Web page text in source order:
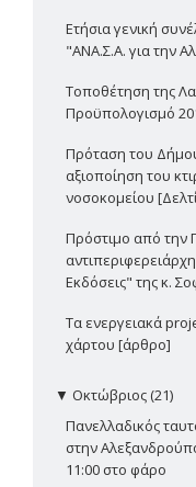
Ετήσια γενική
"ΑΝΑ.Σ.Α. για την
Τοποθέτηση της
Προϋπολογισμό
Πρόταση του
αξιοποίηση του
νοσοκομείου
Πρόστιμο από την
Εκδόσεις" της κ.
Τα ενεργειακά
χάρτου [άρθρο]
▼ Οκτώβριος (21)
Πανελλαδικός
στην
11:00 στο φάρο